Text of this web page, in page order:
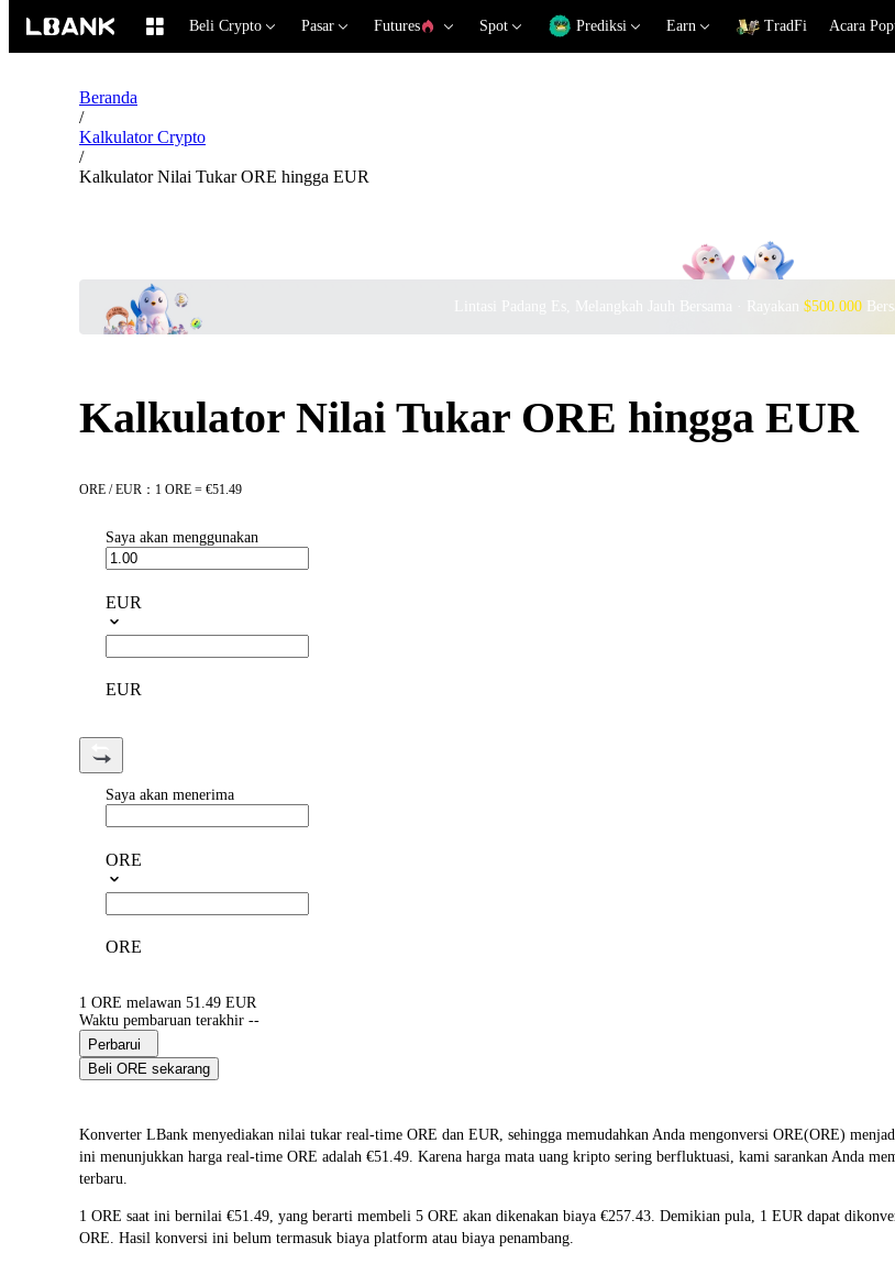
Beli Crypto Pasar Futures Spot Prediksi Earn TradFi Acara
Beranda
/
Kalkulator Crypto
/
Kalkulator Nilai Tukar ORE hingga EUR
Lintasi Padang Es, Melangkah Jauh Bersama · Rayakan $500.000
Kalkulator Nilai Tukar ORE hingga EUR
ORE / EUR：1 ORE = €51.49
Saya akan menggunakan
EUR
EUR
Saya akan menerima
ORE
ORE
1 ORE melawan 51.49 EUR
Waktu pembaruan terakhir --
Perbarui
Beli ORE sekarang
Konverter LBank menyediakan nilai tukar real-time ORE dan EUR, sehingga memudahkan Anda mengonversi ORE(ORE)
ini menunjukkan harga real-time ORE adalah €51.49. Karena harga mata uang kripto sering berfluktuasi, kami sarankan Anda
terbaru.
1 ORE saat ini bernilai €51.49, yang berarti membeli 5 ORE akan dikenakan biaya €257.43. Demikian pula, 1 EUR dapat
ORE. Hasil konversi ini belum termasuk biaya platform atau biaya penambang.